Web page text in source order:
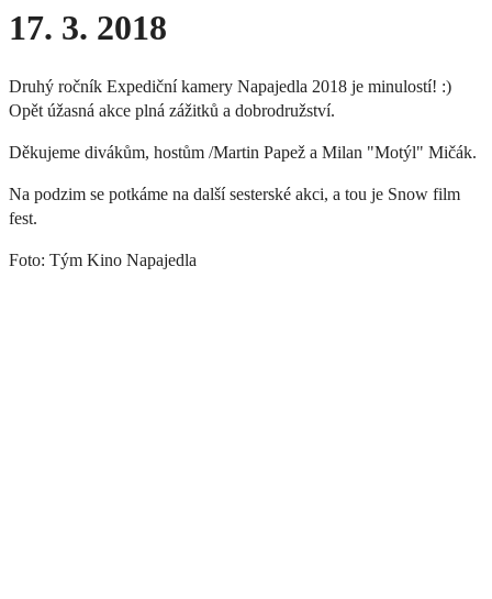
17. 3. 2018
Druhý ročník Expediční kamery Napajedla 2018 je minulostí! :)
Opět úžasná akce plná zážitků a dobrodružství.
Děkujeme divákům, hostům /Martin Papež a Milan "Motýl" Mičák.
Na podzim se potkáme na další sesterské akci, a tou je Snow film
fest.
Foto: Tým Kino Napajedla